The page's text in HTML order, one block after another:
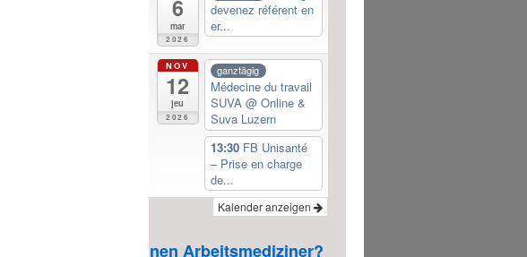
6
mar
2026
devenez référent en
er...
NOV
12
jeu
2026
ganztägig
Médecine du travail
SUVA @ Online &
Suva Luzern
13:30 FB Unisanté
– Prise en charge
de...
Kalender anzeigen
Sie suchen einen Arbeitsmediziner? klicken Sie hier